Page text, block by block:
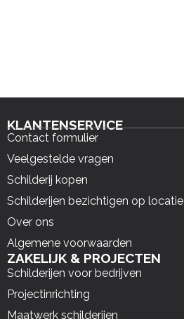
KLANTENSERVICE
Contact formulier
Veelgestelde vragen
Schilderij kopen
Schilderijen bezichtigen op locatie
Over ons
Algemene voorwaarden
ZAKELIJK & PROJECTEN
Schilderijen voor bedrijven
Projectinrichting
Maatwerk schilderijen